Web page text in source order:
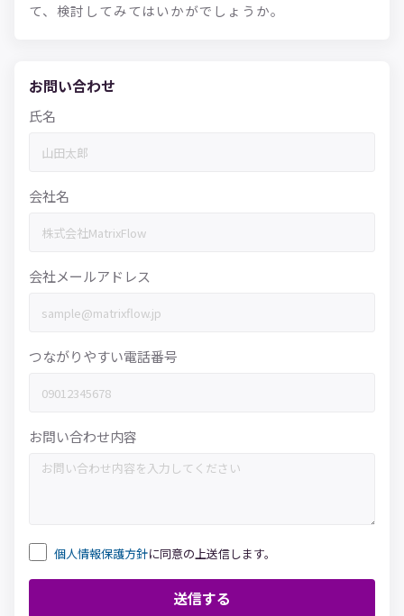
て、検討してみてはいかがでしょうか。
お問い合わせ
氏名
会社名
会社メールアドレス
つながりやすい電話番号
お問い合わせ内容
個人情報保護方針に同意の上送信します。